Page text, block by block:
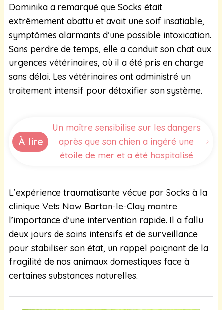
Dominika a remarqué que Socks était
extrêmement abattu et avait une soif insatiable,
symptômes alarmants d’une possible intoxication.
Sans perdre de temps, elle a conduit son chat aux
urgences vétérinaires, où il a été pris en charge
sans délai. Les vétérinaires ont administré un
traitement intensif pour détoxifier son système.
À lire
Un maître sensibilise sur les dangers
après que son chien a ingéré une
étoile de mer et a été hospitalisé
L’expérience traumatisante vécue par Socks à la
clinique Vets Now Barton-le-Clay montre
l’importance d’une intervention rapide. Il a fallu
deux jours de soins intensifs et de surveillance
pour stabiliser son état, un rappel poignant de la
fragilité de nos animaux domestiques face à
certaines substances naturelles.